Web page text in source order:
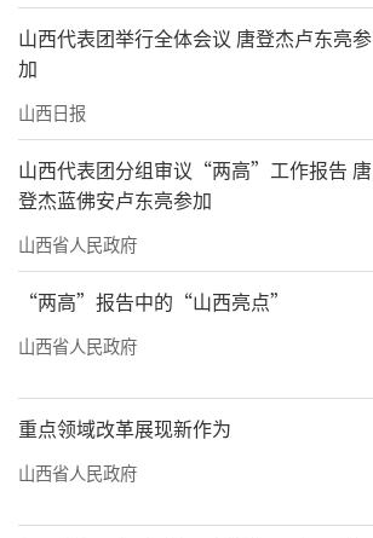
山西代表团举行全体会议 唐登杰卢东亮参
加
山西日报
山西代表团分组审议“两高”工作报告 唐
登杰蓝佛安卢东亮参加
山西省人民政府
“两高”报告中的“山西亮点”
山西省人民政府
重点领域改革展现新作为
山西省人民政府